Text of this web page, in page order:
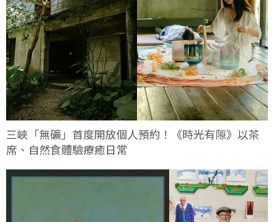
三峽「無礦」首度開放個人預約！《時光有隙》以茶
席、自然食體驗療癒日常